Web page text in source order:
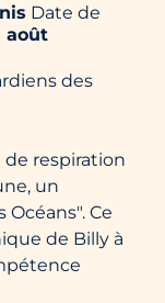
Date de
août
des
de respiration
un
Ce
de Billy à